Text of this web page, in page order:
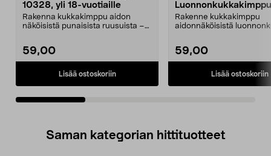
10328, yli 18-vuotiaille
Rakenna kukkakimppu aidon
näköisistä punaisista ruusuista –
59,00
Lisää ostoskoriin
yli 18-vuotiaille
Rakenne kukkakimppu
aidonnäköisistä
59,00
Lisää ostoskoriin
Saman kategorian hittituotteet